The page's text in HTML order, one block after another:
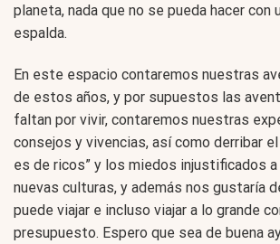
planeta, nada que no se pueda hacer con
espalda.
En este espacio contaremos nuestras
de estos años, y por supuestos las
faltan por vivir, contaremos nuestras
consejos y vivencias, así como derribar
es de ricos” y los miedos injustificados
nuevas culturas, y además nos gustaría
puede viajar e incluso viajar a lo grande
presupuesto. Espero que sea de buena